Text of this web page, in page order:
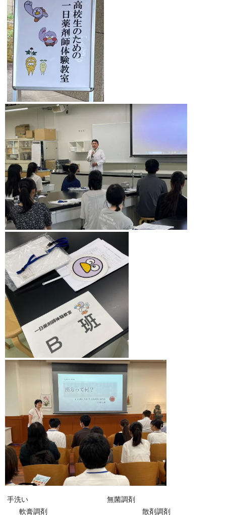
手洗い 無菌調剤
軟膏調剤 散剤調剤